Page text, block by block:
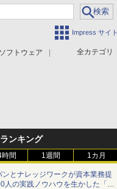
Impress サイト
全カテゴリ
ソフトウェア
ンキング
時間 1週間 1カ月
ンとナレッジワークが資本業務提
人の実践ノウハウを生かした「AI